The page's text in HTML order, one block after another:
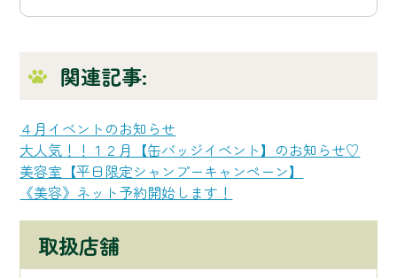
関連記事:
４月イベントのお知らせ
大人気！！１２月【缶バッジイベント】のお知らせ♡
美容室【平日限定シャンプーキャンペーン】
《美容》ネット予約開始します！
取扱店舗